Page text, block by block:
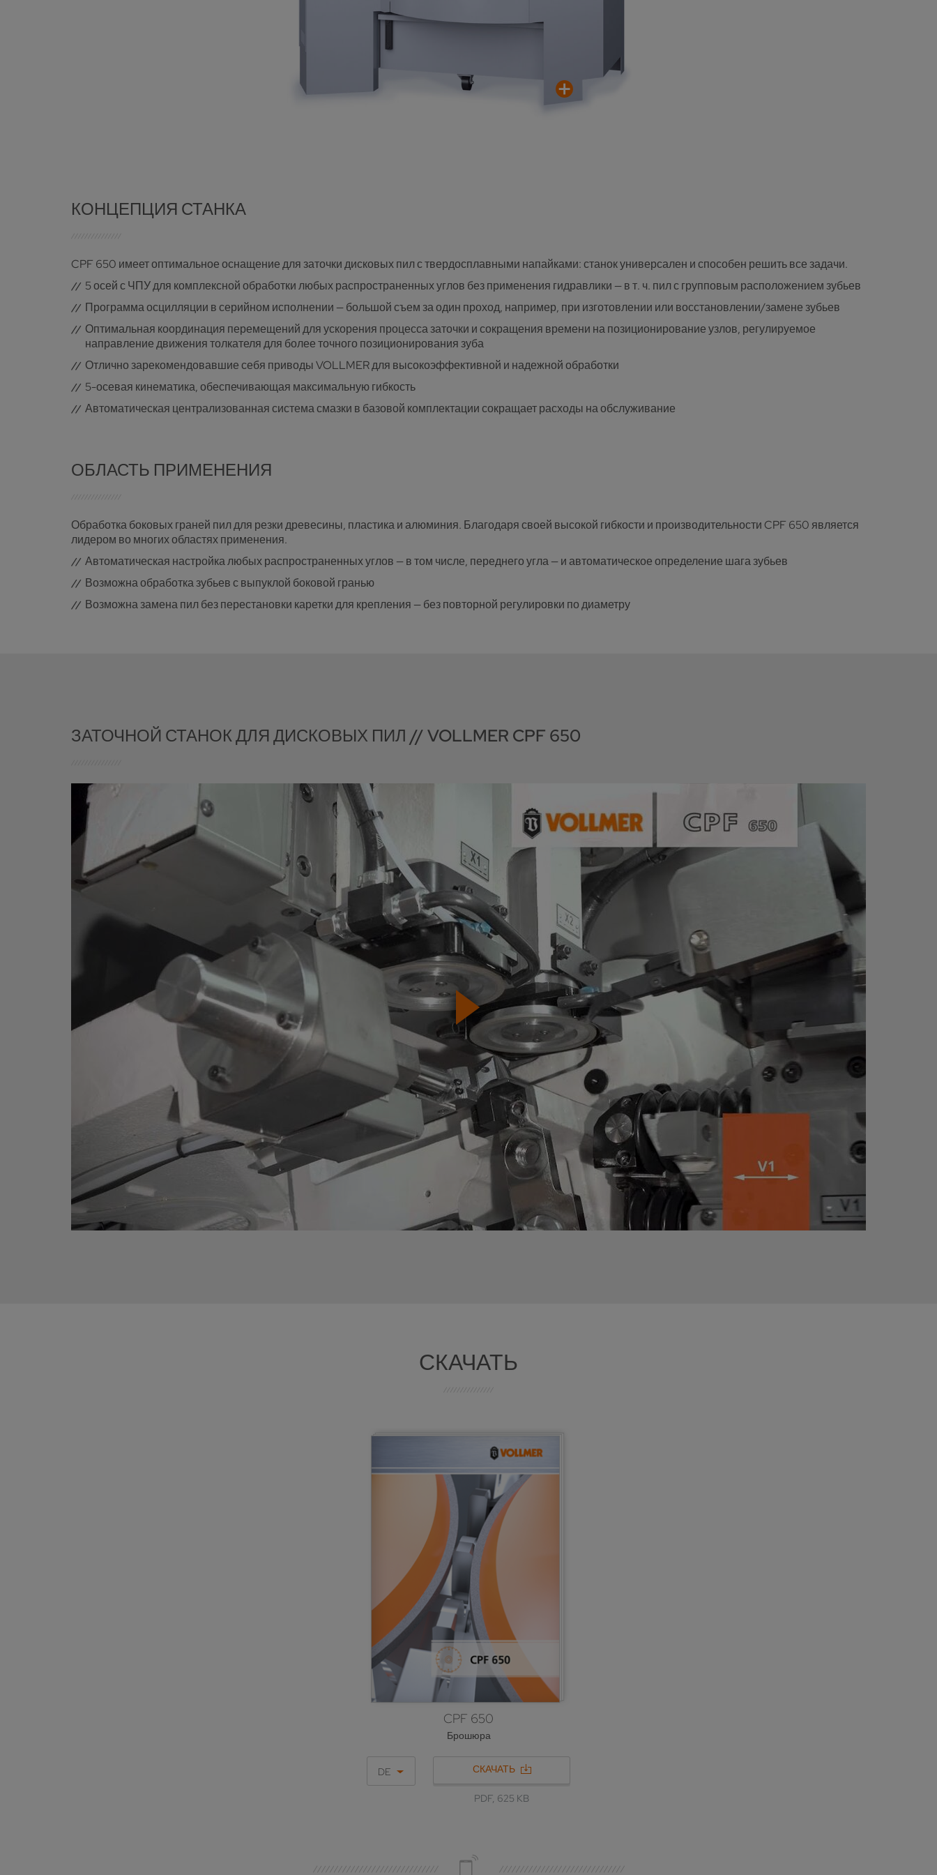
КОНЦЕПЦИЯ СТАНКА
CPF 650 имеет оптимальное оснащение для заточки дисковых пил с твердосплавными напайками: станок универсален и способен решить все задачи.
5 осей с ЧПУ для комплексной обработки любых распространенных углов без применения гидравлики — в т. ч. пил с групповым расположением зубьев
Программа осцилляции в серийном исполнении — большой съем за один проход, например, при изготовлении или восстановлении/замене зубьев
Оптимальная координация перемещений для ускорения процесса заточки и сокращения времени на позиционирование узлов, регулируемое
направление движения толкателя для более точного позиционирования зуба
Отлично зарекомендовавшие себя приводы VOLLMER для высокоэффективной и надежной обработки
5-осевая кинематика, обеспечивающая максимальную гибкость
Автоматическая централизованная система смазки в базовой комплектации сокращает расходы на обслуживание
ОБЛАСТЬ ПРИМЕНЕНИЯ
Обработка боковых граней пил для резки древесины, пластика и алюминия. Благодаря своей высокой гибкости и производительности CPF 650 является
лидером во многих областях применения.
Автоматическая настройка любых распространенных углов — в том числе, переднего угла — и автоматическое определение шага зубьев
Возможна обработка зубьев с выпуклой боковой гранью
Возможна замена пил без перестановки каретки для крепления — без повторной регулировки по диаметру
ЗАТОЧНОЙ СТАНОК ДЛЯ ДИСКОВЫХ ПИЛ // VOLLMER CPF 650
СКАЧАТЬ
CPF 650
Брошюра
DE СКАЧАТЬ
PDF, 625 KB